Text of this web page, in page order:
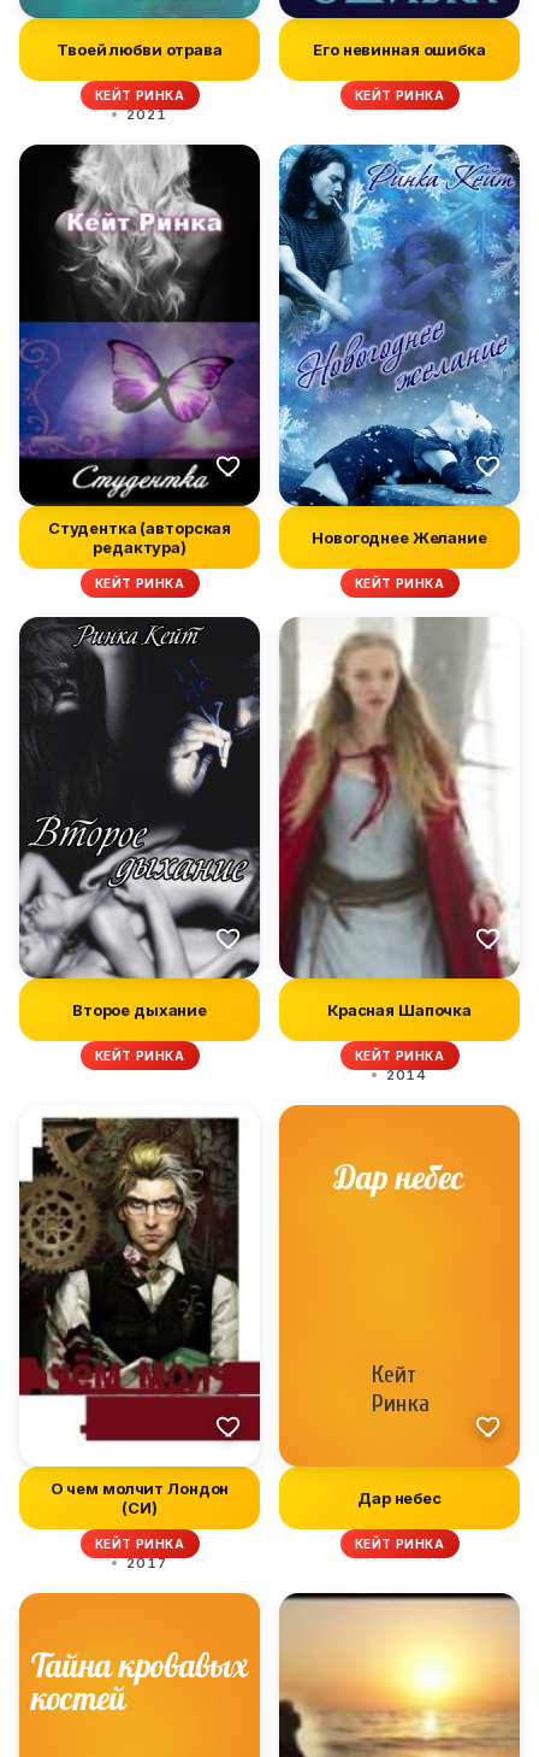
Твоей любви отрава
КЕЙТ РИНКА
2021
Его невинная ошибка
КЕЙТ РИНКА
Студентка (авторская
редактура)
КЕЙТ РИНКА
Новогоднее Желание
КЕЙТ РИНКА
Второе дыхание
КЕЙТ РИНКА
Красная Шапочка
КЕЙТ РИНКА
2014
О чем молчит Лондон
(СИ)
КЕЙТ РИНКА
2017
Дар небес
КЕЙТ РИНКА